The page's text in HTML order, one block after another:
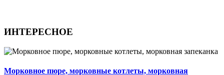
ИНТЕРЕСНОЕ
Морковное пюре, морковные котлеты, морковная